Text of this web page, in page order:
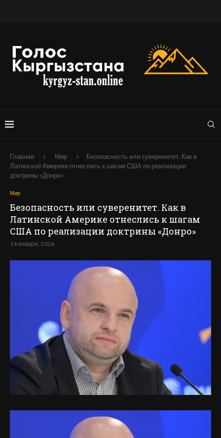
Главная Мир
Безопасность или суверенитет. Как в
Латинской Америке отнеслись к шагам США по реализации
доктрины «Донро»
Мир
Безопасность или суверенитет. Как в
Латинской Америке отнеслись к шагам
США по реализации доктрины «Донро»
14 января, 2026